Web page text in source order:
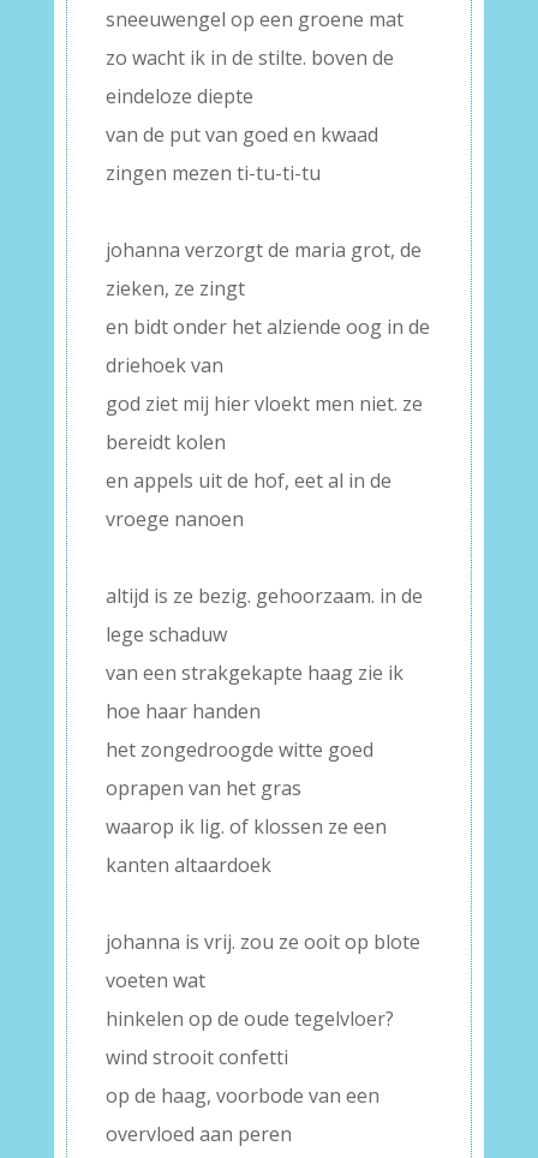
sneeuwengel op een groene mat
zo wacht ik in de stilte. boven de
eindeloze diepte
van de put van goed en kwaad
zingen mezen ti-tu-ti-tu
johanna verzorgt de maria grot, de
zieken, ze zingt
en bidt onder het alziende oog in de
driehoek van
god ziet mij hier vloekt men niet. ze
bereidt kolen
en appels uit de hof, eet al in de
vroege nanoen
altijd is ze bezig. gehoorzaam. in de
lege schaduw
van een strakgekapte haag zie ik
hoe haar handen
het zongedroogde witte goed
oprapen van het gras
waarop ik lig. of klossen ze een
kanten altaardoek
johanna is vrij. zou ze ooit op blote
voeten wat
hinkelen op de oude tegelvloer?
wind strooit confetti
op de haag, voorbode van een
overvloed aan peren